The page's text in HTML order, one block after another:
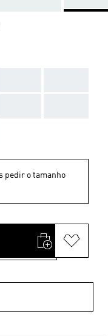
pedir o tamanho